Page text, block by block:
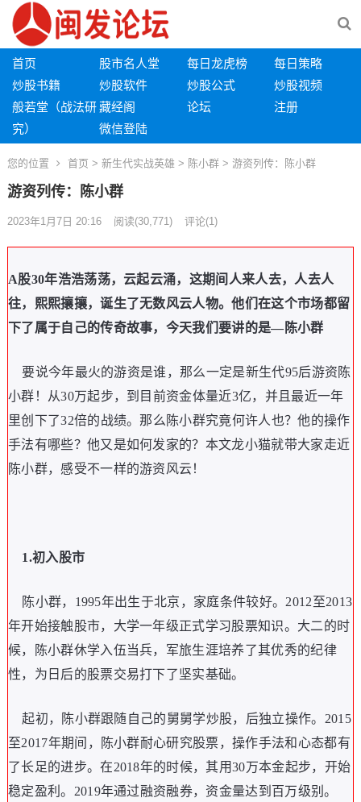
首页 股市名人堂 每日龙虎榜
每日策略
炒股书籍
炒股软件 炒股公式
炒股视频
般若堂（战法研
究）
藏经阁 论坛
注册
微信登陆
您的位置 首页 > 新生代实战英雄 > 陈小群 > 游资列传：陈小群
游资列传：陈小群
2023年1月7日 20:16 阅读(30,771) 评论(1)
A股30年浩浩荡荡，云起云涌，这期间人来人去，人去人
往，熙熙攘攘，诞生了无数风云人物。他们在这个市场都留
下了属于自己的传奇故事，今天我们要讲的是—陈小群
要说今年最火的游资是谁，那么一定是新生代95后游资陈
小群！从30万起步，到目前资金体量近3亿，并且最近一年
里创下了32倍的战绩。那么陈小群究竟何许人也？他的操作
手法有哪些？他又是如何发家的？本文龙小猫就带大家走近
陈小群，感受不一样的游资风云！
1.初入股市
陈小群，1995年出生于北京，家庭条件较好。2012至2013
年开始接触股市，大学一年级正式学习股票知识。大二的时
候，陈小群休学入伍当兵，军旅生涯培养了其优秀的纪律
性，为日后的股票交易打下了坚实基础。
起初，陈小群跟随自己的舅舅学炒股，后独立操作。2015
至2017年期间，陈小群耐心研究股票，操作手法和心态都有
了长足的进步。在2018年的时候，其用30万本金起步，开始
稳定盈利。2019年通过融资融券，资金量达到百万级别。